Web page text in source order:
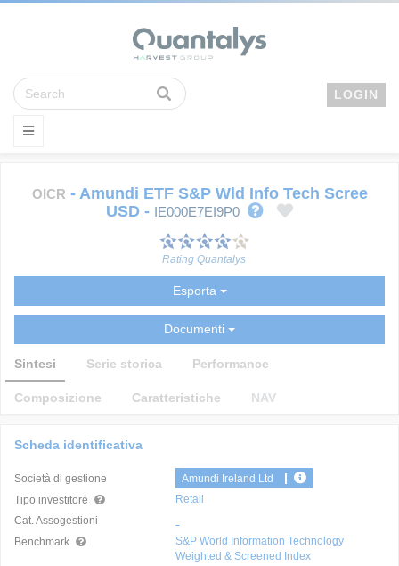
LOGIN
OICR - Amundi ETF S&P Wld Info Tech Scree
USD - IE000E7EI9P0
Rating Quantalys
Esporta
Documenti
Sintesi Serie storica Performance
Composizione Caratteristiche NAV
Scheda identificativa
Società di gestione
Amundi Ireland Ltd
Tipo investitore
Retail
Cat. Assogestioni
-
Benchmark
S&P World Information Technology
Weighted & Screened Index